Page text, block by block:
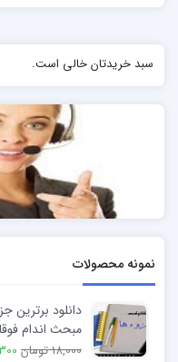
سبد خریدتان خالی است.
نمونه محصولات
دانلود برترین
مبحث اندام
18,000 تومان